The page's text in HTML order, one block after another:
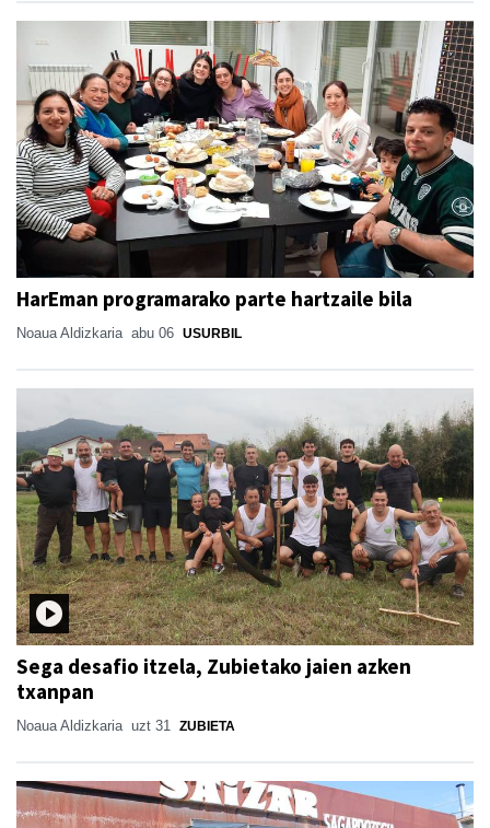
HarEman programarako parte hartzaile bila
Noaua Aldizkaria abu 06 USURBIL
Sega desafio itzela, Zubietako jaien azken
txanpan
Noaua Aldizkaria uzt 31 ZUBIETA